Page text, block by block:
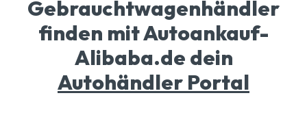
Gebrauchtwagenhändler
finden mit Autoankauf-
Alibaba.de dein
Autohändler Portal